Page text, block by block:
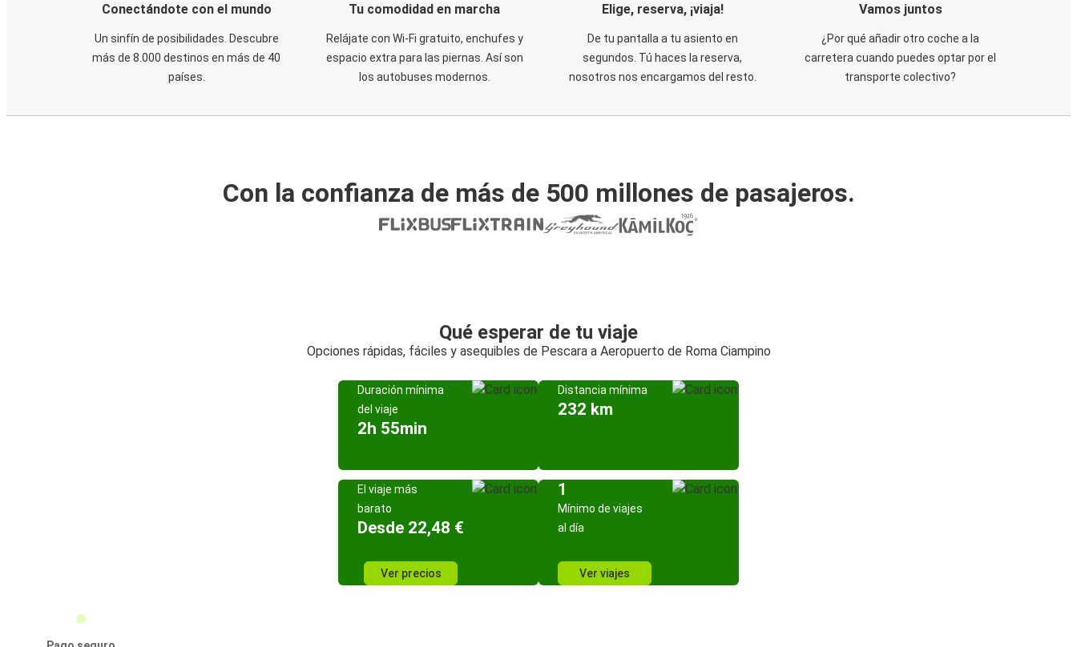
Conectándote con el mundo
Un sinfín de posibilidades. Descubre
más de 8.000 destinos en más de 40
países.
Tu comodidad en marcha
Relájate con Wi-Fi gratuito, enchufes y
espacio extra para las piernas. Así son
los autobuses modernos.
Elige, reserva, ¡viaja!
De tu pantalla a tu asiento en
segundos. Tú haces la reserva,
nosotros nos encargamos del resto.
Vamos juntos
¿Por qué añadir otro coche a la
carretera cuando puedes optar por el
transporte colectivo?
Con la confianza de más de 500 millones de pasajeros.
Qué esperar de tu viaje
Opciones rápidas, fáciles y asequibles de Pescara a Aeropuerto de Roma Ciampino
Duración mínima
del viaje
2h 55min
Distancia mínima
232 km
El viaje más
barato
Desde 22,48 €
Ver precios
1
Mínimo de viajes
al día
Ver viajes